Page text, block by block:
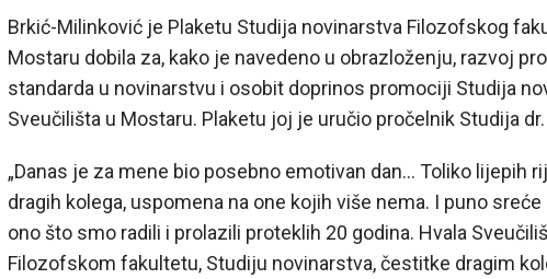
Brkić-Milinković je Plaketu Studija novinarstva Filozofskog
Mostaru dobila za, kako je navedeno u obrazloženju, razvoj
standarda u novinarstvu i osobit doprinos promociji Studija
Sveučilišta u Mostaru. Plaketu joj je uručio pročelnik Studija
„Danas je za mene bio posebno emotivan dan... Toliko lijepih
dragih kolega, uspomena na one kojih više nema. I puno
ono što smo radili i prolazili proteklih 20 godina. Hvala
Filozofskom fakultetu, Studiju novinarstva, čestitke dragim